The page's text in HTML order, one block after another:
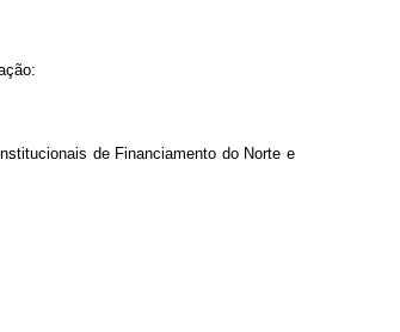
de Financiamento do Norte e